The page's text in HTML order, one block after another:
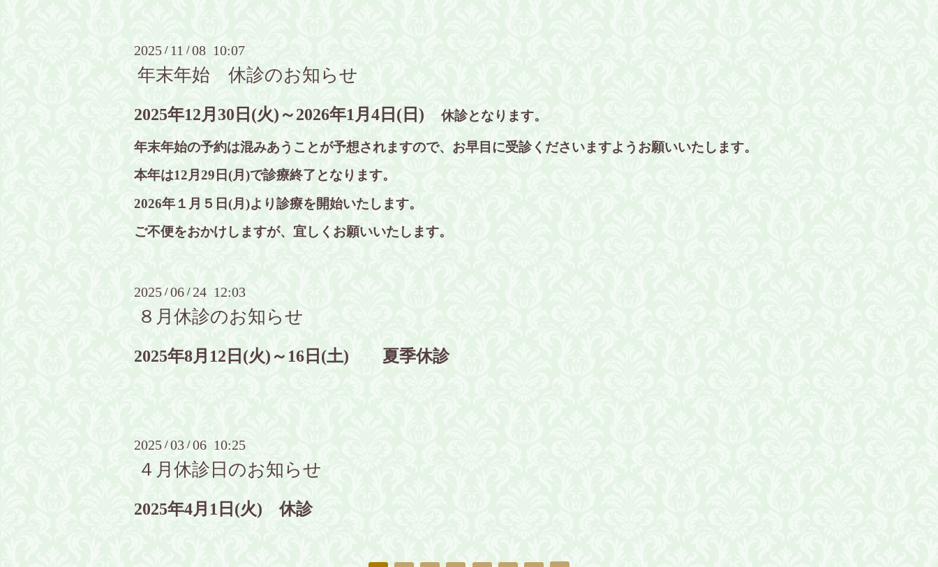
2025 / 11 /08 10:07
年末年始 休診のお知らせ
2025年12月30 日(火)～2026年1月4日(日) 休診となります。
年末年始の予約は混みあうことが予想されますので、お早目に受診くださいますようお願いいたします。
本年は12月29日(月)で診療終了となります。
2026年１月５日(月)より診療を開始いたします。
ご不便をおかけしますが、宜しくお願いいたします。
2025 /06 / 24 12:03
８月休診のお知らせ
2025年8月12日(火)～16日(土) 夏季休診
2025 /03 /06 10:25
４月休診日のお知らせ
2025年4月1日(火) 休診